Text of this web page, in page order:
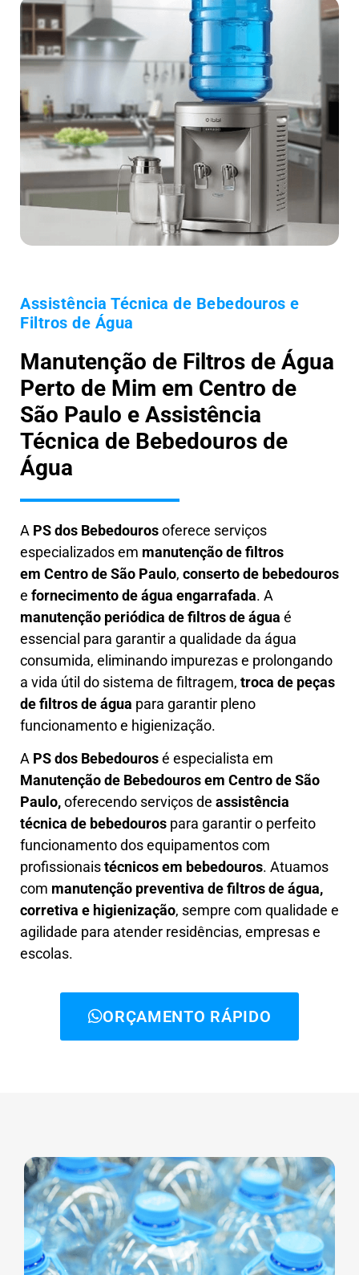
Assistência Técnica de Bebedouros e
Filtros de Água
Manutenção de Filtros de Água
Perto de Mim em Centro de
São Paulo e Assistência
Técnica de Bebedouros de
Água
A PS dos Bebedourosoferece serviços
especializados em manutenção de filtros
em Centro de São Paulo, conserto de bebedouros
e fornecimento de água engarrafada. A
manutenção periódica de filtros de água é
essencial para garantir a qualidade da água
consumida, eliminando impurezas e prolongando
a vida útil do sistema de filtragem, troca de peças
de filtros de água para garantir pleno
funcionamento e higienização.
A PS dos Bebedourosé especialista em
Manutenção de Bebedouros em Centro de São
Paulo,oferecendo serviços de assistência
técnica de bebedouros para garantir o perfeito
funcionamento dos equipamentos com
profissionaistécnicos em bebedouros. Atuamos
com manutenção preventiva de filtros de água,
corretiva e higienização, sempre com qualidade e
agilidade para atender residências, empresas e
escolas.
ORÇAMENTO RÁPIDO